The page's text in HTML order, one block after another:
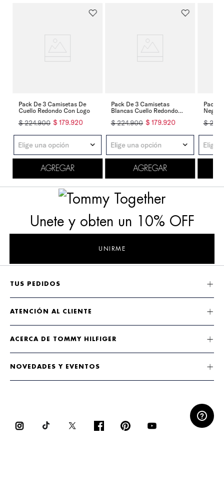
Pack De 3 Camisetas De
Cuello Redondo Con Logo
$179.920
$224.900
Elige una opción
AGREGAR
Pack De 3 Camisetas
Blancas Cuello Redondo
$179.920
$224.900
Elige una opción
AGREGAR
Pack
$224
Elige
Unete y obten un 10% OFF
UNIRME
TUS PEDIDOS
ATENCIÓN AL CLIENTE
ACERCA DE TOMMY HILFIGER
NOVEDADES Y EVENTOS